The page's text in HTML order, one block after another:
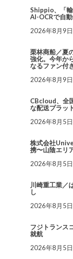
Shippio、「
AI-OCRで自
2026年8月9日
栗林商船／夏
強化。今年か
なるファン付
2026年8月9日
CBcloud、全
な配送プラッ
2026年8月5日
株式会社
携〜山陰エリ
2026年8月5日
川崎重工業／
し
2026年8月5日
フジトランス
就航
2026年8月5日